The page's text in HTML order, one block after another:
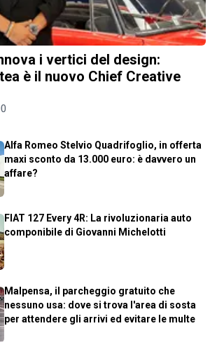
i vertici del design:
è il nuovo Chief Creative
Alfa Romeo Stelvio Quadrifoglio, in offerta
maxi sconto da 13.000 euro: è davvero un
affare?
FIAT 127 Every 4R: La rivoluzionaria auto
componibile di Giovanni Michelotti
Malpensa, il parcheggio gratuito che
nessuno usa: dove si trova l'area di sosta
per attendere gli arrivi ed evitare le multe